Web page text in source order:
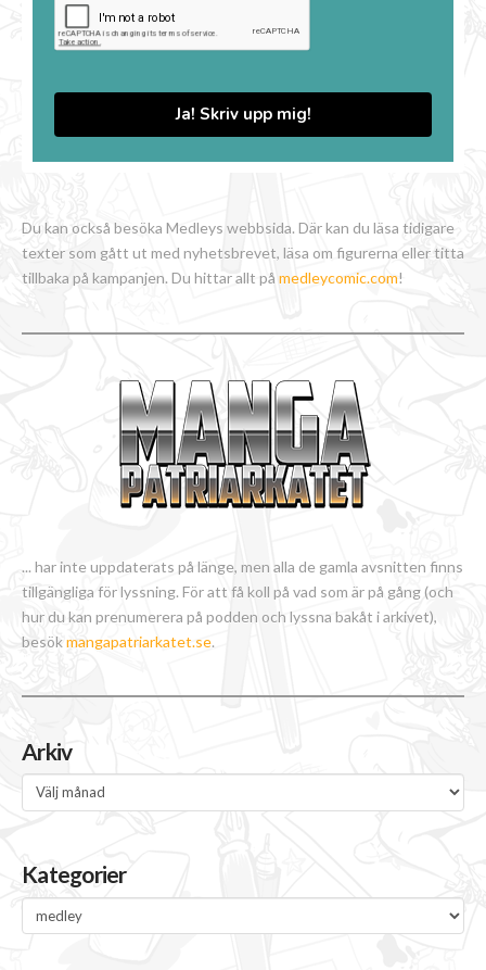
Ja! Skriv upp mig!
Du kan också besöka Medleys webbsida. Där kan du läsa tidigare
texter som gått ut med nyhetsbrevet, läsa om figurerna eller titta
tillbaka på kampanjen. Du hittar allt på medleycomic.com!
... har inte uppdaterats på länge, men alla de gamla avsnitten finns
tillgängliga för lyssning. För att få koll på vad som är på gång (och
hur du kan prenumerera på podden och lyssna bakåt i arkivet),
besökmangapatriarkatet.se.
Arkiv
Arkiv
Kategorier
Kategorier